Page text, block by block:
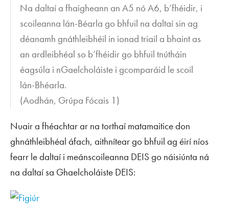
Na daltaí a fhaigheann an A5 nó A6, b’fhéidir, i
scoileanna lán-Béarla go bhfuil na daltaí sin ag
déanamh gnáthleibhéil in ionad triail a bhaint as
an ardleibhéal so b’fhéidir go bhfuil tnútháin
éagsúla i nGaelcholáiste i gcomparáid le scoil
lán-Bhéarla.
(Aodhán, Grúpa Fócais 1)
Nuair a fhéachtar ar na torthaí matamaitice don
ghnáthleibhéal áfach, aithnítear go bhfuil ag éirí níos
fearr le daltaí i meánscoileanna DEIS go náisiúnta ná
na daltaí sa Ghaelcholáiste DEIS: